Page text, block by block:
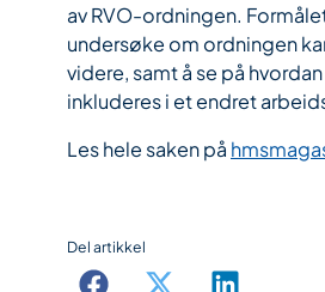
av RVO-ordningen.
undersøke om ordningen
videre, samt å se på
inkluderes i et endret
Les hele saken på
Del artikkel